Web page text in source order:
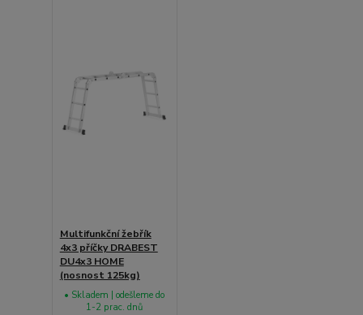
Multifunkční žebřík
4x3 příčky DRABEST
DU4x3 HOME
(nosnost 125kg)
• Skladem | odešleme do
1-2 prac. dnů